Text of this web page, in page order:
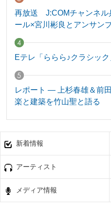
再放送 J:COMチャンネ
ール×宮川彬良とアンサン
Eテレ「ららら♪クラシック
レポート — 上杉春雄＆前
楽と建築を竹山聖と語る
新着情報
アーティスト
メディア情報